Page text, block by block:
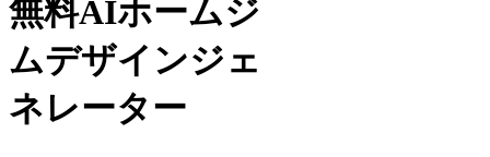
無料AIホームジ
ムデザインジェ
ネレーター